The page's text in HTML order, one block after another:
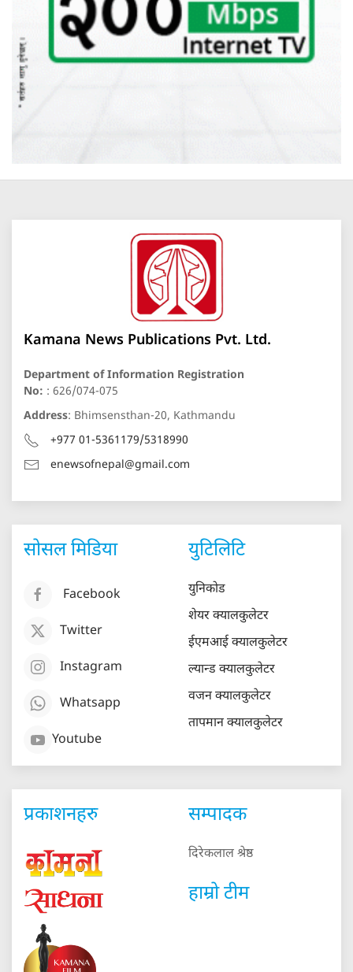
Kamana News Publications Pvt. Ltd.
Department of Information Registration
No: : 626/074-075
Address: Bhimsensthan-20, Kathmandu
+977 01-5361179/5318990
enewsofnepal@gmail.com
सोसल मिडिया
Facebook
Twitter
Instagram
Whatsapp
Youtube
युटिलिटि
युनिकोड
शेयर क्यालकुलेटर
ईएमआई क्यालकुलेटर
ल्यान्ड क्यालकुलेटर
वजन क्यालकुलेटर
तापमान क्यालकुलेटर
प्रकाशनहरु सम्पादक
दिरेकलाल श्रेष्ठ
हाम्रो टीम